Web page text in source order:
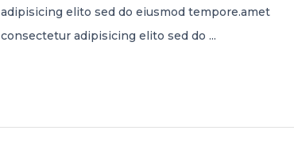
adipisicing elito sed do eiusmod tempore.amet
consectetur adipisicing elito sed do ...